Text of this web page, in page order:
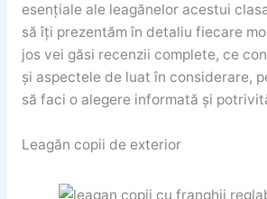
esențiale ale leagănelor acestui
să îți prezentăm în detaliu fiecare
jos vei găsi recenzii complete, ce
și aspectele de luat în considerare,
să faci o alegere informată și
Leagăn copii de exterior